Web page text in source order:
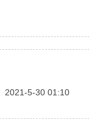
2021-5-30 01:10